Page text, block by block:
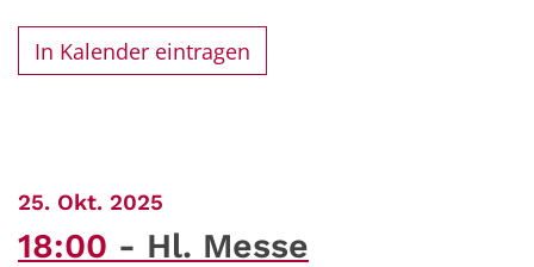
In Kalender eintragen
25. Okt. 2025
18:00 Hl. Messe